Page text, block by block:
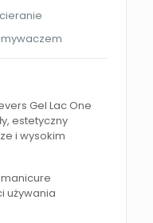
Gel Lac One
estetyczny
i wysokim
używania